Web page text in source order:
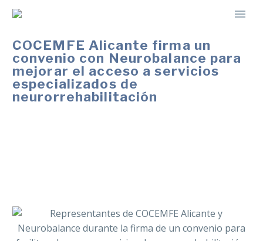
COCEMFE Alicante firma un
convenio con Neurobalance para
mejorar el acceso a servicios
especializados de
neurorrehabilitación